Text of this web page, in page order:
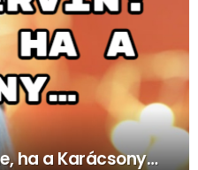
ha a Karácsony…